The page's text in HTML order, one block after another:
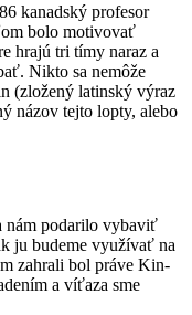
kanadský profesor
bolo motivovať
hrajú tri tímy naraz a
Nikto sa nemôže
(zložený latinský výraz
názov tejto lopty, alebo
nám podarilo vybaviť
ju budeme využívať na
zahrali bol práve Kin-
a víťaza sme